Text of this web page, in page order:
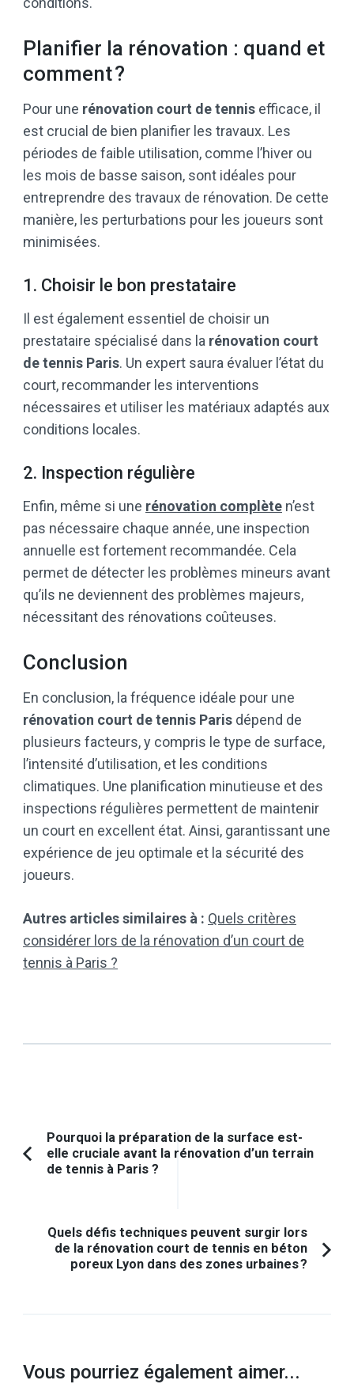
Planifier la rénovation : quand et
comment ?
Pour une rénovation court de tennis efficace, il
est crucial de bien planifier les travaux. Les
périodes de faible utilisation, comme l’hiver ou
les mois de basse saison, sont idéales pour
entreprendre des travaux de rénovation. De cette
manière, les perturbations pour les joueurs sont
minimisées.
1. Choisir le bon prestataire
Il est également essentiel de choisir un
prestataire spécialisé dans la rénovation court
de tennis Paris. Un expert saura évaluer l’état du
court, recommander les interventions
nécessaires et utiliser les matériaux adaptés aux
conditions locales.
2. Inspection régulière
Enfin, même si une rénovation complète n’est
pas nécessaire chaque année, une inspection
annuelle est fortement recommandée. Cela
permet de détecter les problèmes mineurs avant
qu’ils ne deviennent des problèmes majeurs,
nécessitant des rénovations coûteuses.
Conclusion
En conclusion, la fréquence idéale pour une
rénovation court de tennis Paris dépend de
plusieurs facteurs, y compris le type de surface,
l’intensité d’utilisation, et les conditions
climatiques. Une planification minutieuse et des
inspections régulières permettent de maintenir
un court en excellent état. Ainsi, garantissant une
expérience de jeu optimale et la sécurité des
joueurs.
Autres articles similaires à : Quels critères
considérer lors de la rénovation d’un court de
tennis à Paris ?
Navigation
d'article
Article
Pourquoi la préparation de la surface est-
elle cruciale avant la rénovation d’un terrain
de tennis à Paris ?
Quels défis techniques peuvent surgir lors
de la rénovation court de tennis en béton
poreux Lyon dans des zones urbaines ?
Vous pourriez également aimer...